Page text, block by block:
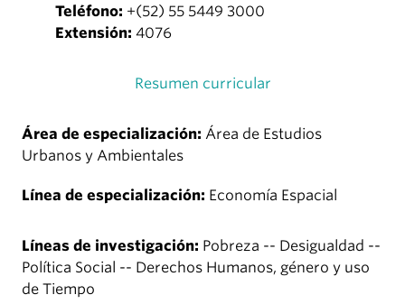
Teléfono: +(52) 55 5449 3000
Extensión: 4076
Resumen curricular
Área de especialización: Área de Estudios
Urbanos y Ambientales
Línea de especialización: Economía Espacial
Líneas de investigación: Pobreza -- Desigualdad --
Política Social -- Derechos Humanos, género y uso
de Tiempo